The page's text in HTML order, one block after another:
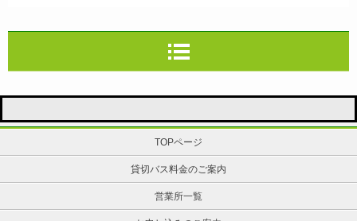
TOPページ
貸切バス料金のご案内
営業所一覧